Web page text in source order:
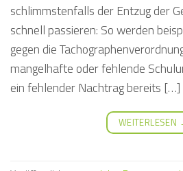
schlimmstenfalls der Entzug der
schnell passieren: So werden
gegen die
mangelhafte oder fehlende
ein fehlender Nachtrag bereits […]
WEITERLESEN